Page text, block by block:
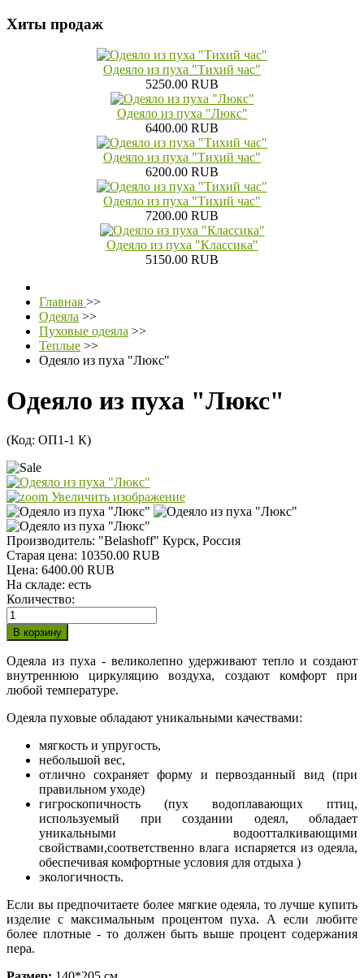
Хиты продаж
Одеяло из пуха "Тихий час"
5250.00 RUB
Одеяло из пуха "Люкс"
6400.00 RUB
Одеяло из пуха "Тихий час"
6200.00 RUB
Одеяло из пуха "Тихий час"
7200.00 RUB
Одеяло из пуха "Классика"
5150.00 RUB
Главная >>
Одеяла >>
Пуховые одеяла >>
Теплые >>
Одеяло из пуха "Люкс"
Одеяло из пуха "Люкс"
(Код: ОП1-1 К)
Увеличить изображение
Производитель: "Belashoff" Курск, Россия
Старая цена: 10350.00 RUB
Цена: 6400.00 RUB
На складе: есть
Количество:
Одеяла из пуха - великолепно удерживают тепло и создают
внутреннюю циркуляцию воздуха, создают комфорт при
любой температуре.
Одеяла пуховые обладают уникальными качествами:
мягкость и упругость,
небольшой вес,
отлично сохраняет форму и первозданный вид (при
правильном уходе)
гигроскопичность (пух водоплавающих птиц,
используемый при создании одеял, обладает
уникальными водоотталкивающими
свойствами,соответственно влага испаряется из одеяла,
обеспечивая комфортные условия для отдыха )
экологичность.
Если вы предпочитаете более мягкие одеяла, то лучше купить
изделие с максимальным процентом пуха. А если любите
более плотные - то должен быть выше процент содержания
пера.